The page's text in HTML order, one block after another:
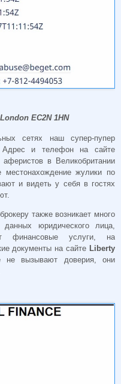
EC2N 1HN
сетях наш супер-пупер
Адрес и телефон на сайте
в Великобритании
местонахождение жулики по
и видеть у себя в гостях
также возникает много
данных юридического лица,
финансовые услуги, на
документы на сайте Liberty
не вызывают доверия, они